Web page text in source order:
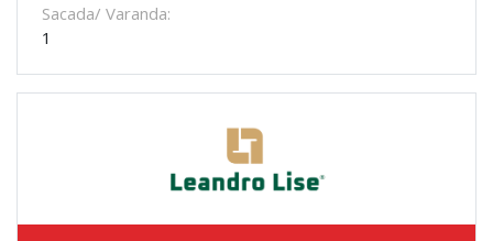
Sacada/ Varanda:
1